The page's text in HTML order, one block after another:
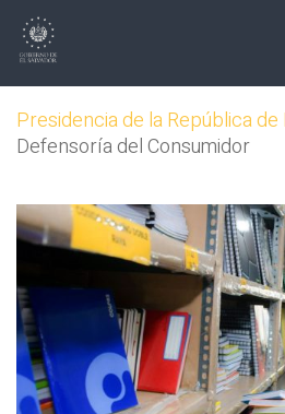
Presidencia de la República de
Defensoría del Consumidor